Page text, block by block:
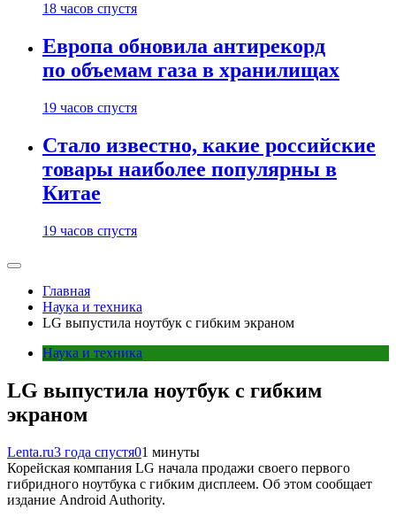
18 часов спустя
Европа обновила антирекорд
по объемам газа в хранилищах
19 часов спустя
Стало известно, какие российские
товары наиболее популярны в
Китае
19 часов спустя
Главная
Наука и техника
LG выпустила ноутбук с гибким экраном
Наука и техника
LG выпустила ноутбук с гибким
экраном
Lenta.ru3 года спустя01 минуты
Корейская компания LG начала продажи своего первого
гибридного ноутбука с гибким дисплеем. Об этом сообщает
издание Android Authority.